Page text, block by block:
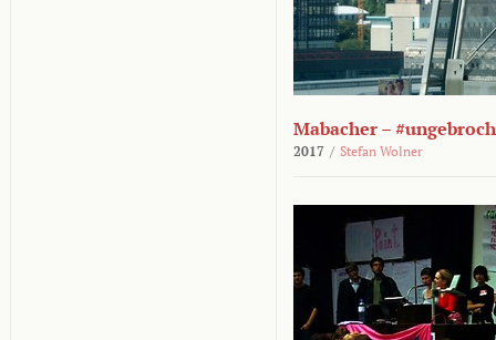
Mabacher –
2017 / Stefan Wolner